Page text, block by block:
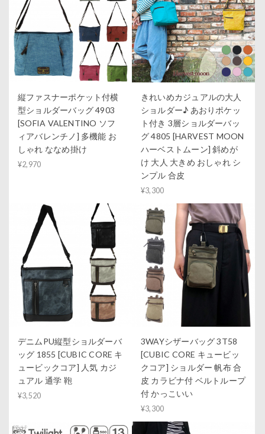
縦ファスナーポケット付横
型ショルダーバッグ 4903
[SOFIA VALENTINO ソフ
ィアバレンチノ] 多機能 お
しゃれ ななめ掛け
¥2,970
きれいめカジュアルの大人
ショルダー♪ あおりポケッ
ト付き 3層ショルダーバッ
グ 4805 [HARVEST MOON
ハーベストムーン] 斜めが
け 大人 大きめ おしゃれ シ
ンプル 合皮
¥3,300
デニムPU縦型ショルダーバ
ッグ 1855 [CUBIC CORE キ
ュービックコア] 人気 カジ
ュアル 通学 鞄
¥3,520
3WAYシザーバッグ 3T58
[CUBIC CORE キュービッ
クコア] ショルダー 帆布 合
皮 カラビナ付 ベルトループ
付 かっこいい
¥3,300